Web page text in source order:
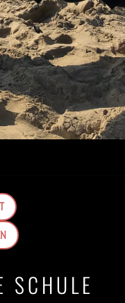
SCHULE